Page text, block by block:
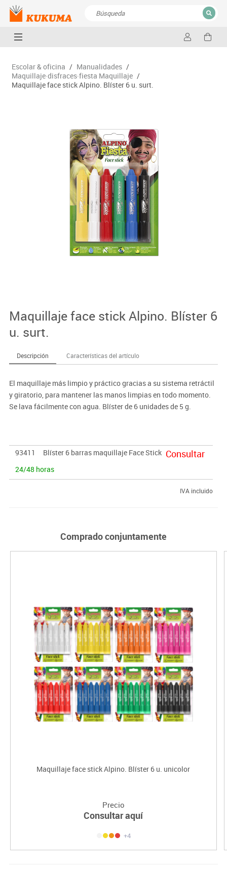
CERRAR
Escolar & oficina / Manualidades /
Maquillaje·disfraces·fiesta Maquillaje /
Maquillaje face stick Alpino. Blíster 6 u. surt.
Maquillaje face stick Alpino. Blíster 6
u. surt.
Descripción Características del artículo
El maquillaje más limpio y práctico gracias a su sistema retráctil
y giratorio, para mantener las manos limpias en todo momento.
Se lava fácilmente con agua. Blíster de 6 unidades de 5 g.
93411
Blíster 6 barras maquillaje Face Stick
24/48 horas
Consultar
IVA incluido
Comprado conjuntamente
Maquillaje face stick Alpino. Blíster 6 u. unicolor
Precio
Consultar aquí
+4